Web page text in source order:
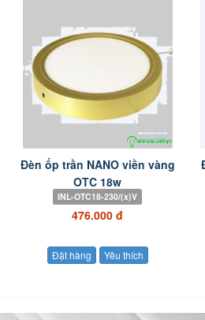
Đèn ốp trần NANO viền vàng
OTC 18w
INL-OTC18-230/(x)V
476.000 đ
Đặt hàng Yêu thích